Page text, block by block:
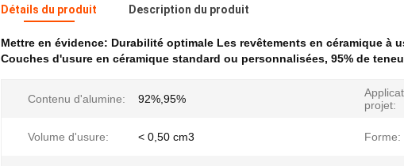
Détails du produit Description du produit
Mettre en évidence: Durabilité optimale Les revêtements en céramique à
Couches d'usure en céramique standard ou personnalisées, 95% de
Contenu d'alumine: 92%,95%
projet:
Volume d'usure: < 0,50 cm3 Forme: